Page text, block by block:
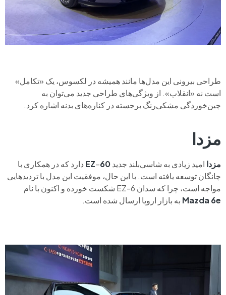
طراحی بیرونی این مدل‌ها مانند همیشه در لکسوس، یک «تکامل»
است نه «انقلاب». از ویژگی‌های طراحی جدید می‌توان به
چین‌خوردگی مشکی‌رنگ برجسته در کناره‌های بدنه اشاره کرد.
مزدا
مزدا امید زیادی به شاسی‌بلند جدید EZ–60
دارد که در همکاری با
چانگان توسعه یافته است. با این حال، موفقیت این مدل با تردیدهایی
مواجه است، چرا که سدان EZ-6 شکست خورده و اکنون با نام
Mazda 6e به بازار اروپا ارسال شده است.